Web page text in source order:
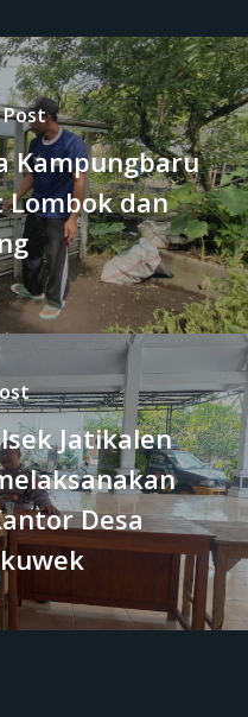
Kampungbaru
Lombok dan
Jatikalen
Desa